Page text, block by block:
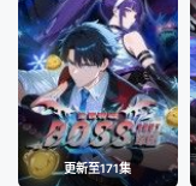
更新至171集